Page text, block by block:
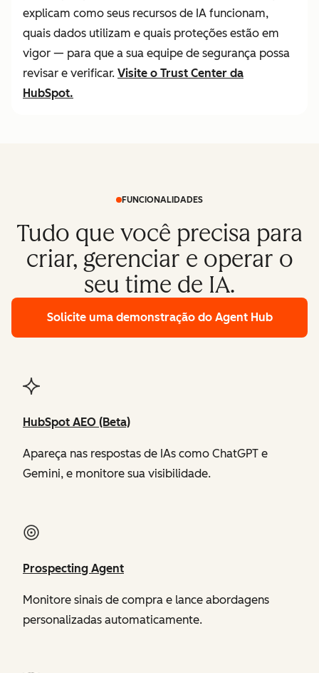
explicam como seus recursos de IA funcionam,
quais dados utilizam e quais proteções estão em
vigor — para que a sua equipe de segurança possa
revisar e verificar. Visite o Trust Center da
HubSpot.
FUNCIONALIDADES
Tudo que você precisa para
criar, gerenciar e operar o
seu time de IA.
Solicite uma demonstração do Agent Hub
HubSpot AEO (Beta)
Apareça nas respostas de IAs como ChatGPT e
Gemini, e monitore sua visibilidade.
Prospecting Agent
Monitore sinais de compra e lance abordagens
personalizadas automaticamente.